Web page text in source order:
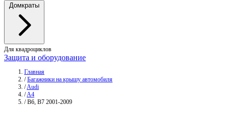
Домкраты
Для квадроциклов
Защита и оборудование
Главная
/ Багажники на крышу автомобиля
/Audi
/A4
/ B6, B7 2001-2009